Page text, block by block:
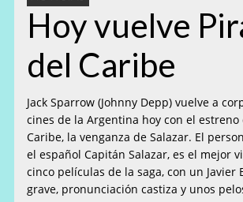
Hoy vuelve
del Caribe
Jack Sparrow (Johnny Depp) vuelve a
cines de la Argentina hoy con el estreno
Caribe, la venganza de Salazar. El
el español Capitán Salazar, es el mejor
cinco películas de la saga, con un Javier
grave, pronunciación castiza y unos